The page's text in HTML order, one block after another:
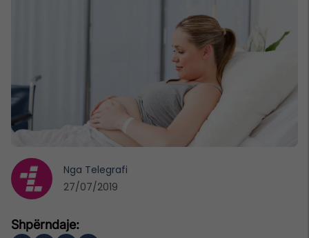
Nga Telegrafi
27/07/2019